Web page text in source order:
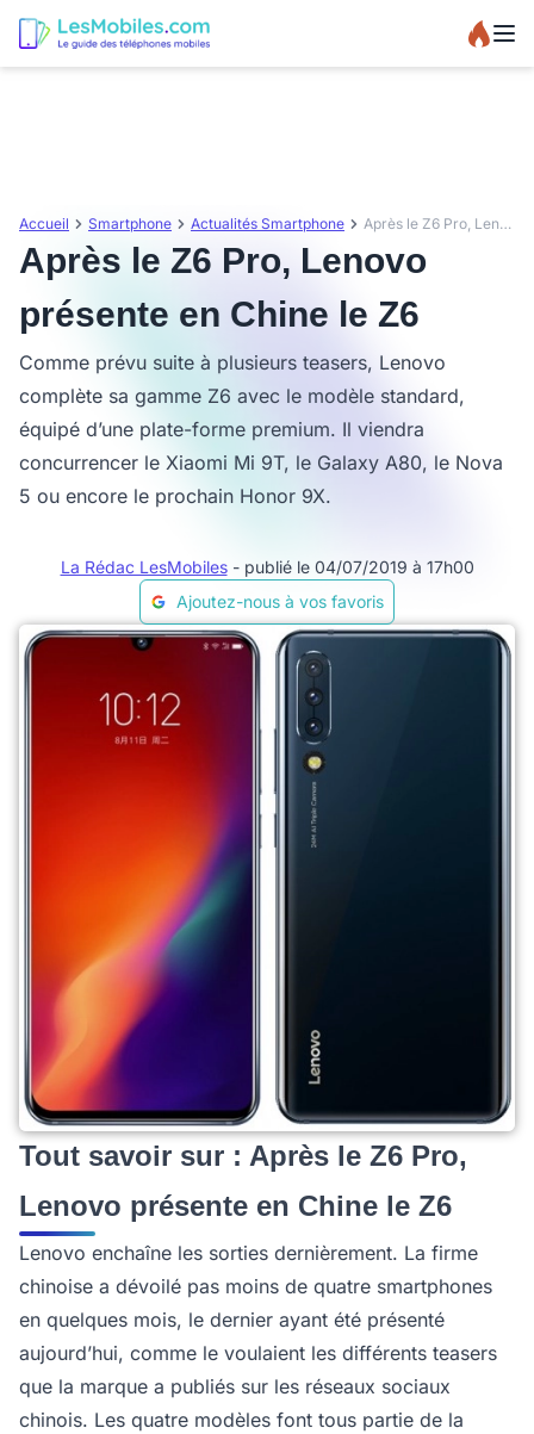
Accueil Smartphone Actualités Smartphone Après le Z6 Pro, Lenovo présente en Chine le Z6
Après le Z6 Pro, Lenovo
présente en Chine le Z6
Comme prévu suite à plusieurs teasers, Lenovo
complète sa gamme Z6 avec le modèle standard,
équipé d’une plate-forme premium. Il viendra
concurrencer le Xiaomi Mi 9T, le Galaxy A80, le Nova
5 ou encore le prochain Honor 9X.
La Rédac LesMobiles - publié le 04/07/2019 à 17h00
Ajoutez-nous à vos favoris
Tout savoir sur : Après le Z6 Pro,
Lenovo présente en Chine le Z6
Lenovo enchaîne les sorties dernièrement. La firme
chinoise a dévoilé pas moins de quatre smartphones
en quelques mois, le dernier ayant été présenté
aujourd’hui, comme le voulaient les différents teasers
que la marque a publiés sur les réseaux sociaux
chinois. Les quatre modèles font tous partie de la